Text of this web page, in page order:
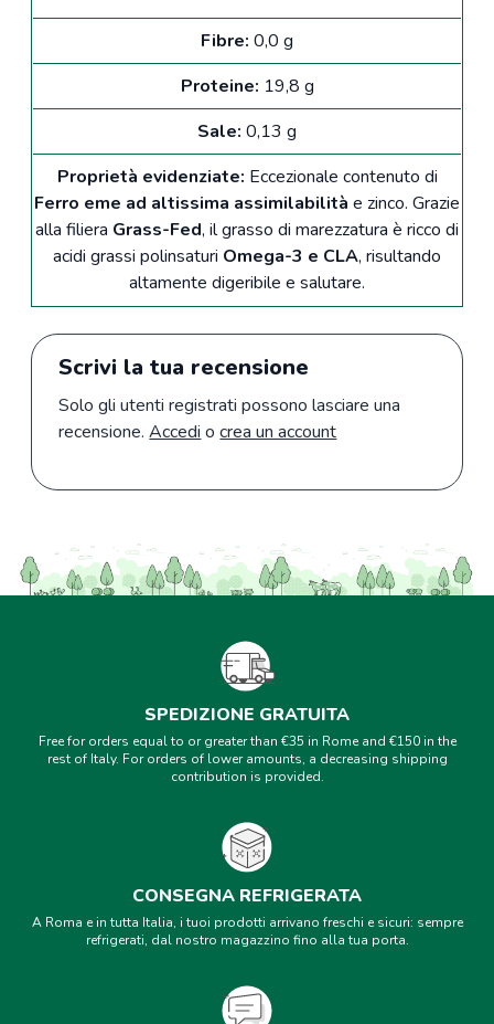
Fibre: 0,0 g
Proteine: 19,8 g
Sale: 0,13 g
Proprietà evidenziate: Eccezionale contenuto di
Ferro eme ad altissima assimilabilità e zinco. Grazie
alla filiera Grass-Fed, il grasso di marezzatura è ricco di
acidi grassi polinsaturi Omega-3 e CLA, risultando
altamente digeribile e salutare.
Scrivi la tua recensione
Solo gli utenti registrati possono lasciare una
recensione.Accedi ocrea un account
SPEDIZIONE GRATUITA
Free for orders equal to or greater than €35 in Rome and €150 in the
rest of Italy. For orders of lower amounts, a decreasing shipping
contribution is provided.
CONSEGNA REFRIGERATA
A Roma e in tutta Italia, i tuoi prodotti arrivano freschi e sicuri: sempre
refrigerati, dal nostro magazzino fino alla tua porta.